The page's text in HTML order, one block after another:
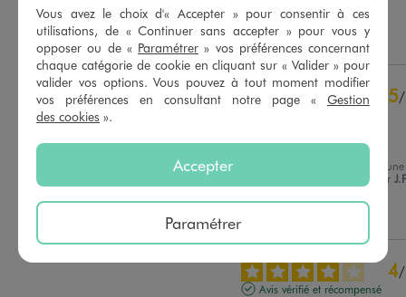
Utile(0) Signaler
5/
Confortable
, suite à une
30/04/2026 par
4/
Avis vérifié et récompensé
Vous avez le choix d'« Accepter » pour consentir à ces
utilisations, de « Continuer sans accepter » pour vous y
opposer ou de « Paramétrer » vos préférences concernant
chaque catégorie de cookie en cliquant sur « Valider » pour
valider vos options. Vous pouvez à tout moment modifier
vos préférences en consultant notre page « Gestion
des cookies ».
Accepter
Paramétrer